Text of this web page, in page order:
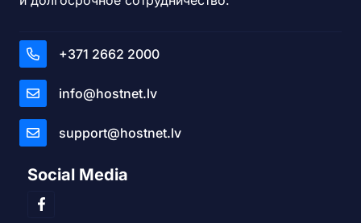
+371 2662 2000
info@hostnet.lv
support@hostnet.lv
Social Media